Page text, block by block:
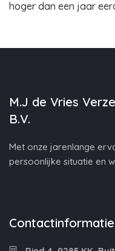
hoger dan een jaar
M.J de Vries
B.V.
Met onze jarenlange
persoonlijke situatie en
Contactinformatie